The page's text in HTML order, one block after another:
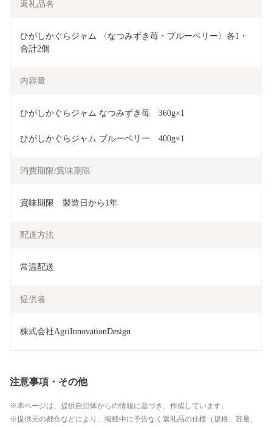
返礼品名
ひがしかぐらジャム 〈なつみずき苺・ブルーベリー〉各1・
合計2個
内容量
ひがしかぐらジャム なつみずき苺　360g×1
ひがしかぐらジャム ブルーベリー　400g×1
消費期限/賞味期限
賞味期限　製造日から1年
配送方法
常温配送
提供者
株式会社AgriInnovationDesign
注意事項・その他
本ページは、提供自治体からの情報に基づき、作成しています。
提供元の都合などにより、掲載中に予告なく返礼品の仕様（規格、容量、